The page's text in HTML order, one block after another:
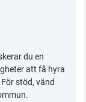
du en
att få hyra
stöd, vänd